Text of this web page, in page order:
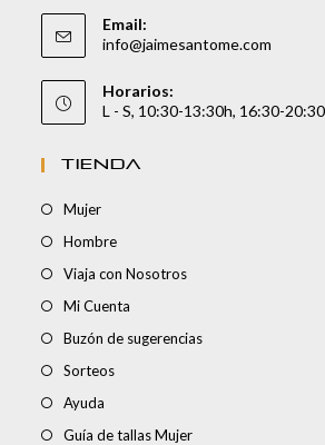
Email:
info@jaimesantome.com
Horarios:
L - S, 10:30-13:30h, 16:30-
TIENDA
Mujer
Hombre
Viaja con Nosotros
Mi Cuenta
Buzón de sugerencias
Sorteos
Ayuda
Guía de tallas Mujer